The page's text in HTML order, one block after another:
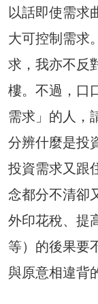
以話即使需求
大可控制需求
求，我亦不反
樓。不過，口
需求」的人，
分辨什麼是投
投資需求又跟
念都分不清卻
外印花稅、提
等）的後果要
與原意相違背